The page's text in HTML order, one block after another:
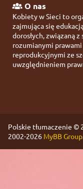
O nas
Kobiety w Sieci to
zajmująca się
dorosłych, związaną z
rozumianymi prawami
reprodukcyjnymi ze
uwzględnieniem
Polskie tłumaczenie ©
2002-2026 MyBB Group